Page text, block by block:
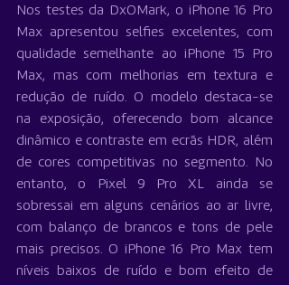
Nos testes da DxOMark, o iPhone 16 Pro
Max apresentou selfies excelentes, com
qualidade semelhante ao iPhone 15 Pro
Max, mas com melhorias em textura e
redução de ruído. O modelo destaca-se
na exposição, oferecendo bom alcance
dinâmico e contraste em ecrãs HDR, além
de cores competitivas no segmento. No
entanto, o Pixel 9 Pro XL ainda se
sobressai em alguns cenários ao ar livre,
com balanço de brancos e tons de pele
mais precisos. O iPhone 16 Pro Max tem
níveis baixos de ruído e bom efeito de